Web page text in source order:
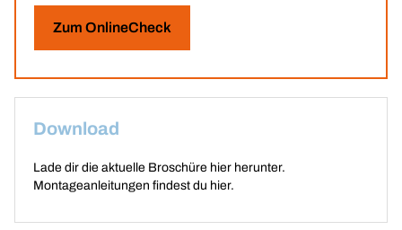
Zum OnlineCheck
Download
Lade dir die aktuelle Broschüre hier herunter.
Montageanleitungen findest du hier.